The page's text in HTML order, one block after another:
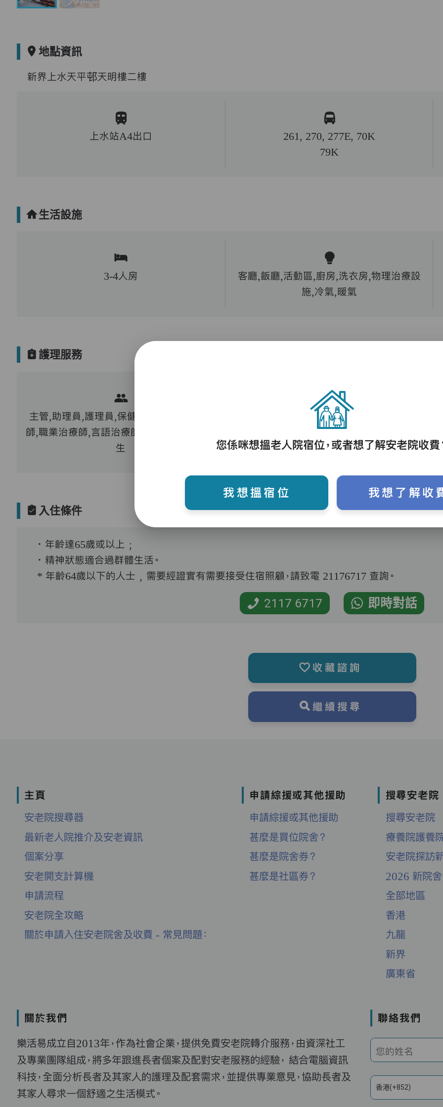
地點資訊
新界上水天平邨天明樓二樓
上水站A4出口
261, 270, 277E, 70K
79K
生活設施
3-4人房
客廳,飯廳,活動區,廚房,洗衣房,物理治療設
施,冷氣,暖氣
護理服務
主管,助理員,護理員,保健員,護士,物理治療
師,職業治療師,言語治療師,註冊社工,到診醫
生
護理評估、執藥、核派藥、量度生命表徵、協
助沐浴、餵飯、換尿片
入住條件
．年齡達65歲或以上﹔
．精神狀態適合過群體生活。
* 年齡64歲以下的人士﹐需要經證實有需要接受住宿照顧，請致電 21176717 查詢。
2117 6717 即時對話
收藏諮詢
繼續搜尋
主頁
安老院搜尋器
最新老人院推介及安老資訊
個案分享
安老開支計算機
申請流程
安老院全攻略
關於申請入住安老院舍及收費 - 常見問題：
申請綜援或其他援助
申請綜援或其他援助
甚麼是買位院舍？
甚麼是院舍券？
甚麼是社區券？
搜尋安老院
搜尋安老院
療養院護養
安老院探訪
2026 新院
全部地區
香港
九龍
新界
廣東省
關於我們
樂活易成立自2013年，作為社會企業，提供免費安老院轉介服務，由資深社工
及專業團隊組成，將多年跟進長者個案及配對安老服務的經驗， 結合電腦資訊
科技，全面分析長者及其家人的護理及配套需求，並提供專業意見，協助長者及
其家人尋求一個舒適之生活模式。
聯絡我們
您的姓名
香港(+852)
您係咪想搵老人院宿位，或者想了解安老院收費
我想搵宿位 我想了解收